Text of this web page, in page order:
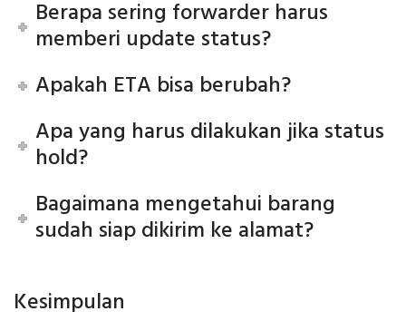
Berapa sering forwarder harus
memberi update status?
Apakah ETA bisa berubah?
Apa yang harus dilakukan jika status
hold?
Bagaimana mengetahui barang
sudah siap dikirim ke alamat?
Kesimpulan